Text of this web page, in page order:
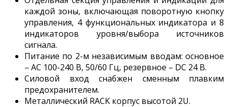
каждой зоны, включающая поворотную кнопку
управления, 4 функциональных индикатора и 8
индикаторов уровня/выбора источников
сигнала.
Питание по 2-м независимым вводам: основное
– AC 100-240 В, 50/60 Гц, резервное – DC 24 В.
Силовой вход снабжен сменным плавким
предохранителем.
Металлический RACK корпус высотой 2U.